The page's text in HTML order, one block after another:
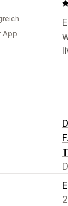
App